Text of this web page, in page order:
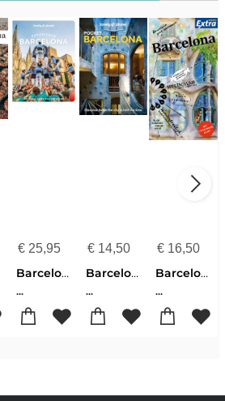
€ 25,95
Barcelona
...
€ 14,50
Barcelona lp 9
...
€ 16,50
Barcelona
...